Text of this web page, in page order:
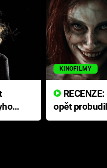
KINOFILMY
opět
přichází s